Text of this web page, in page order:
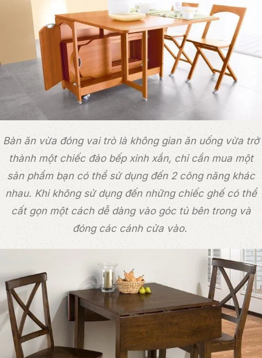
Bàn ăn vừa đóng vai trò là không gian ăn uống vừa trở
thành một chiếc đảo bếp xinh xắn, chỉ cần mua một
sản phẩm bạn có thể sử dụng đến 2 công năng khác
nhau. Khi không sử dụng đến những chiếc ghế có thể
cất gọn một cách dễ dàng vào góc tủ bên trong và
đóng các cánh cửa vào.